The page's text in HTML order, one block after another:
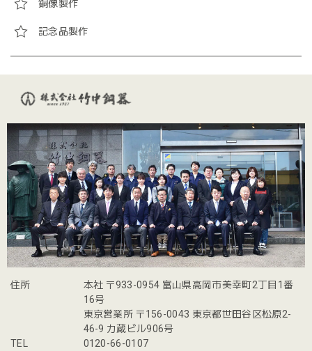
銅像製作
記念品製作
住所
本社 〒933-0954 富山県高岡市美幸町2丁目1番
16号
東京営業所 〒156-0043 東京都世田谷区松原2-
46-9 力蔵ビル906号
TEL
0120-66-0107